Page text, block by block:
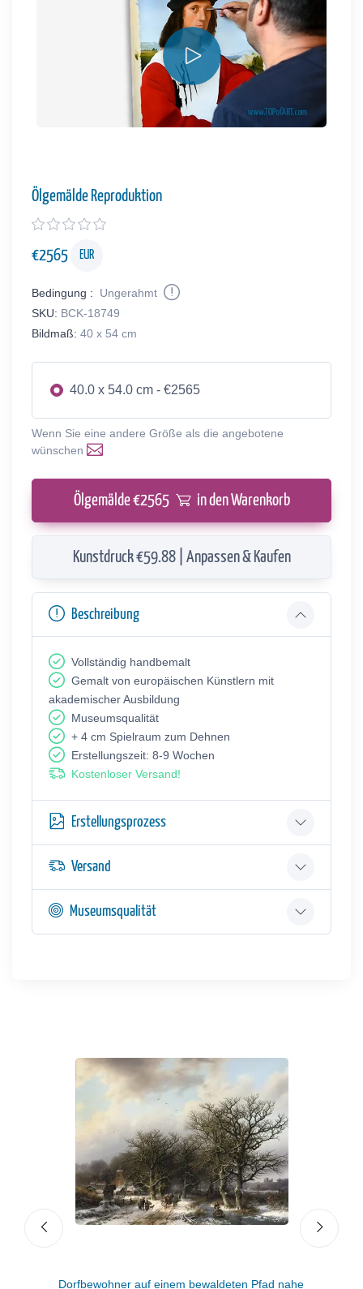
Ölgemälde Reproduktion
€2565 EUR
Bedingung :
Ungerahmt
SKU: BCK-18749
Bildmaß: 40 x 54 cm
40.0 x 54.0 cm - €2565
Wenn Sie eine andere Größe als die angebotene
wünschen
Ölgemälde €2565 in den Warenkorb
Kunstdruck €59.88 | Anpassen & Kaufen
Beschreibung
Vollständig handbemalt
Gemalt von europäischen Künstlern mit
akademischer Ausbildung
Museumsqualität
+ 4 cm Spielraum zum Dehnen
Erstellungszeit: 8-9 Wochen
Kostenloser Versand!
Erstellungsprozess
Versand
Museumsqualität
Dorfbewohner auf einem bewaldeten Pfad nahe